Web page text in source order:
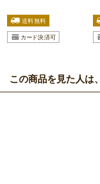
この商品を見た人は